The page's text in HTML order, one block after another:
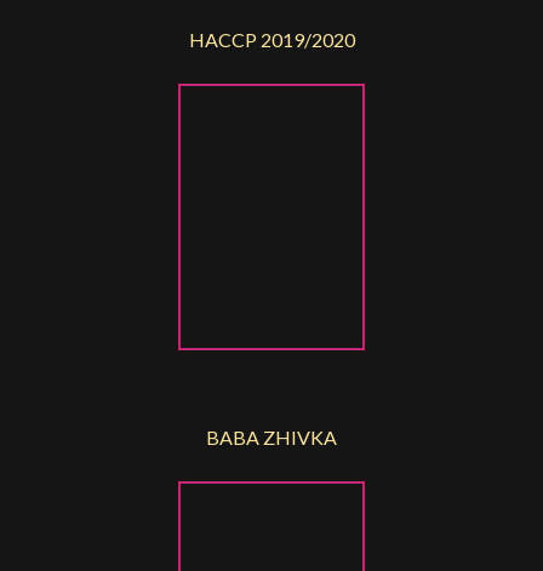
HACCP 2019/2020
BABA ZHIVKA